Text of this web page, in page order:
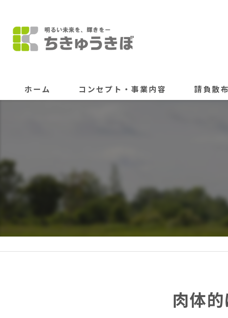
ホーム コンセプト・事業内容 請負散布
肉体